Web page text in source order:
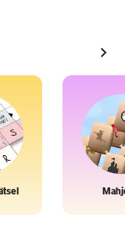
chevron_right